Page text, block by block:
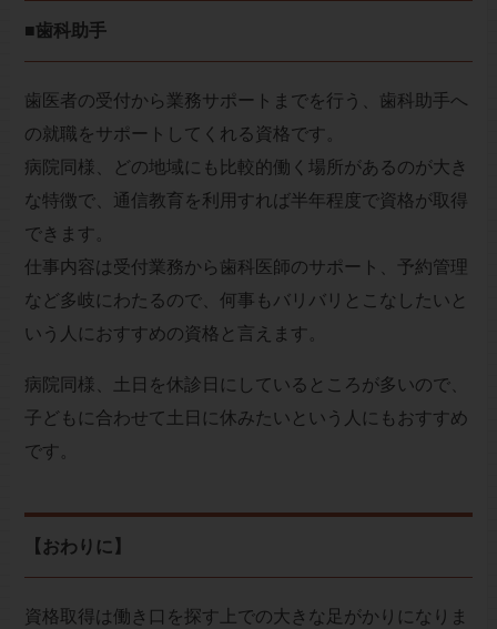
■歯科助手
歯医者の受付から業務サポートまでを行う、歯科助手へ
の就職をサポートしてくれる資格です。
病院同様、どの地域にも比較的働く場所があるのが大き
な特徴で、通信教育を利用すれば半年程度で資格が取得
できます。
仕事内容は受付業務から歯科医師のサポート、予約管理
など多岐にわたるので、何事もバリバリとこなしたいと
いう人におすすめの資格と言えます。
病院同様、土日を休診日にしているところが多いので、
子どもに合わせて土日に休みたいという人にもおすすめ
です。
【おわりに】
資格取得は働き口を探す上での大きな足がかりになりま